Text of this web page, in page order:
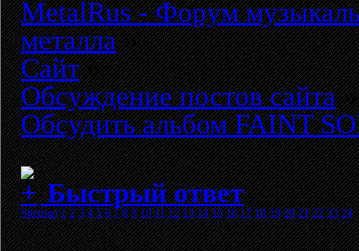
MetalRus - Форум
металла»
Сайт»
Обсуждение постов сайта»
Обсудить альбом FAINT
Быстрый ответ
Sitemap 1 2 3 4 5 6 7 8 9 10 11 12 13 14 15 16 17 18 19 20 21 22 23 24